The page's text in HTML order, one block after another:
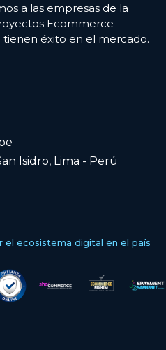
a las empresas de la
Ecommerce
tienen éxito en el mercado.
Isidro, Lima - Perú
el ecosistema digital en el país